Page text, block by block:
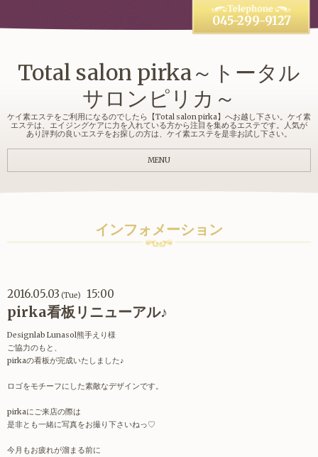
Total salon pirka～トータル
サロンピリカ～
ケイ素エステをご利用になるのでしたら【Total salon pirka】へお越し下さい。ケイ素
エステは、エイジングケアに力を入れている方から注目を集めるエステです。人気が
あり評判の良いエステをお探しの方は、ケイ素エステを是非お試し下さい。
045-299-9127
MENU
インフォメーション
2016.05.03 (Tue) 15:00
pirka看板リニューアル♪
Designlab Lunasol熊手えり様
ご協力のもと、
pirkaの看板が完成いたしました♪
ロゴをモチーフにした素敵なデザインです。
pirkaにご来店の際は
是非とも一緒に写真をお撮り下さいねっ♡
今月もお疲れが溜まる前に